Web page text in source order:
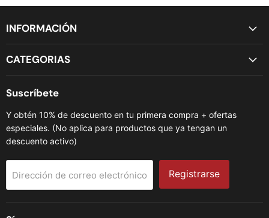
INFORMACIÓN
CATEGORIAS
Suscríbete
Y obtén 10% de descuento en tu primera compra + ofertas
especiales. (No aplica para productos que ya tengan un
descuento activo)
Dirección de correo electrónico Registrarse